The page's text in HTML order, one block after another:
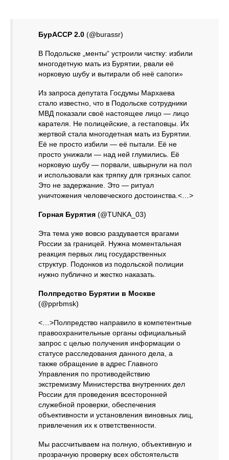
БурАССР 2.0 (@burassr)
В Подольске „менты“ устроили чистку: избили
многодетную мать из Бурятии, рвали её
норковую шубу и вытирали об неё сапоги»
Из запроса депутата Госдумы Мархаева
стало известно, что в Подольске сотрудники
МВД показали своё настоящее лицо — лицо
карателя. Не полицейские, а гестаповцы. Их
жертвой стала многодетная мать из Бурятии.
Её не просто избили — её пытали. Её не
просто унижали — над ней глумились. Её
норковую шубу — порвали, швырнули на пол
и использовали как тряпку для грязных сапог.
Это не задержание. Это — ритуал
уничтожения человеческого достоинства.<…>
Горная Бурятия (@TUNKA_03)
Эта тема уже вовсю раздувается врагами
России за границей. Нужна моментальная
реакция первых лиц государственных
структур. Подонков из подольской полиции
нужно публично и жестко наказать.
Полпредство Бурятии в Москве
(@pprbmsk)
<…>Полпредство направило в компетентные
правоохранительные органы официальный
запрос с целью получения информации о
статусе расследования данного дела, а
также обращение в адрес Главного
Управления по противодействию
экстремизму Министерства внутренних дел
России для проведения всесторонней
служебной проверки, обеспечения
объективности и установления виновных лиц,
привлечения их к ответственности.
Мы рассчитываем на полную, объективную и
прозрачную проверку всех обстоятельств